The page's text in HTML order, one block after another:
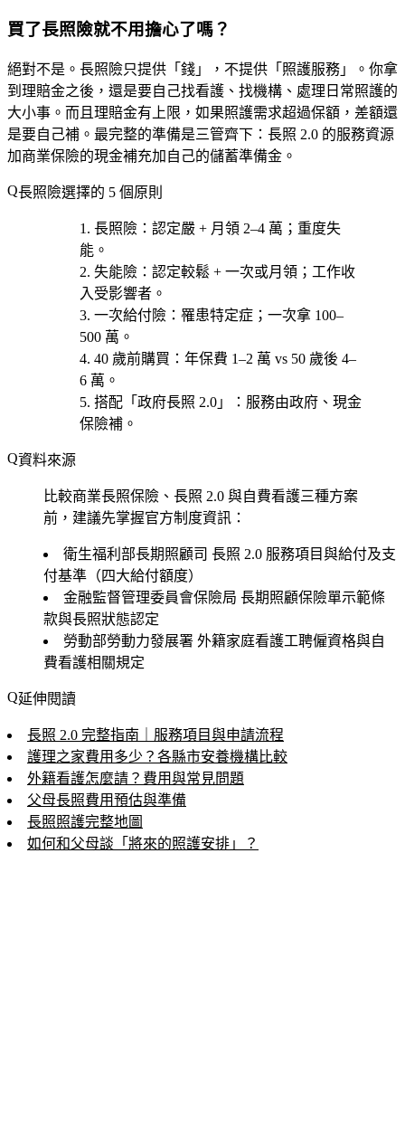
買了長照險就不用擔心了嗎？
絕對不是。長照險只提供「錢」，不提供「照護服務」。你拿
到理賠金之後，還是要自己找看護、找機構、處理日常照護的
大小事。而且理賠金有上限，如果照護需求超過保額，差額還
是要自己補。最完整的準備是三管齊下：長照 2.0 的服務資源
加商業保險的現金補充加自己的儲蓄準備金。
長照險選擇的 5 個原則
長照險 ：認定嚴 + 月領 2–4 萬；重度失
能。
失能險 ：認定較鬆 + 一次或月領；工作收
入受影響者。
一次給付險 ：罹患特定症；一次拿 100–
500 萬。
40 歲前購買 ：年保費 1–2 萬 vs 50 歲後 4–
6 萬。
搭配「政府長照 2.0」
：服務由政府、現金
保險補。
資料來源
比較商業長照保險、長照 2.0 與自費看護三種方案
前，建議先掌握官方制度資訊：
衛生福利部長期照顧司 長照 2.0 服務項目與給付及支
付基準（四大給付額度）
金融監督管理委員會保險局 長期照顧保險單示範條
款與長照狀態認定
勞動部勞動力發展署 外籍家庭看護工聘僱資格與自
費看護相關規定
延伸閱讀
長照 2.0 完整指南｜服務項目與申請流程
護理之家費用多少？各縣市安養機構比較
外籍看護怎麼請？費用與常見問題
父母長照費用預估與準備
長照照護完整地圖
如何和父母談「將來的照護安排」？